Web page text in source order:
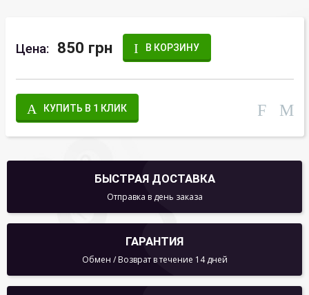
Цена: 850 грн В КОРЗИНУ
КУПИТЬ В 1 КЛИК
БЫСТРАЯ ДОСТАВКА
Отправка в день заказа
ГАРАНТИЯ
Обмен / Возврат в течение 14 дней